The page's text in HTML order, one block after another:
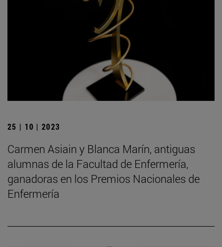
25 | 10 | 2023
Carmen Asiain y Blanca Marín, antiguas
alumnas de la Facultad de Enfermería,
ganadoras en los Premios Nacionales de
Enfermería